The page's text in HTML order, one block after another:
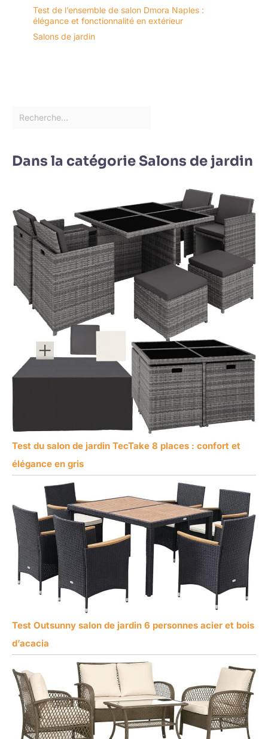
Test de l’ensemble de salon Dmora Naples :
élégance et fonctionnalité en extérieur
Salons de jardin
Dans la catégorie Salons de jardin
Test du salon de jardin TecTake 8 places : confort et
élégance en gris
Test Outsunny salon de jardin 6 personnes acier et bois
d’acacia